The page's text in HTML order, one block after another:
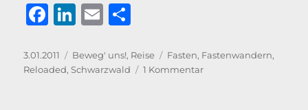
F
c
e
Li
k
e
E
ai
l
le
n
Veröffentlicht
am
3.01.2011 Kategorien
Beweg' uns!, Reise Schlagwörter
Fasten, Fastenwandern,
Reloaded,Schwarzwald 1 Kommentarzu